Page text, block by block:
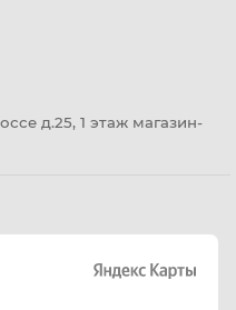
д.25, 1 этаж магазин-